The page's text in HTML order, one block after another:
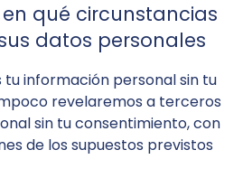
qué circunstancias
datos personales
información personal sin tu
revelaremos a terceros
sin tu consentimiento, con
de los supuestos previstos